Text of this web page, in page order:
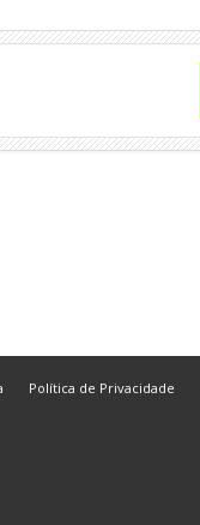
Política de Privacidade